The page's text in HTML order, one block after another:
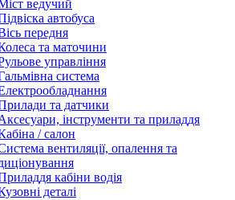
ведучий
автобуса
передня
та маточини
управління
система
та датчики
інструменти та приладдя
/ салон
вентиляції, опалення та
кабіни водія
деталі